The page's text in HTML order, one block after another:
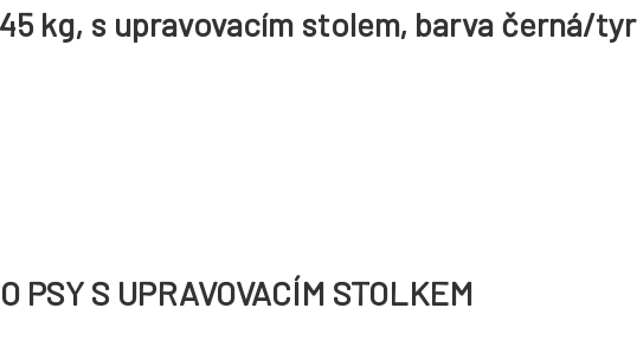
kg, s upravovacím stolem, barva černá/
PSY S UPRAVOVACÍM STOLKEM